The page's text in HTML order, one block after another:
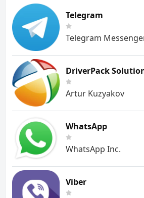
Telegram
Telegram
DriverPack
Artur Kuzyakov
WhatsApp
WhatsApp Inc.
Viber